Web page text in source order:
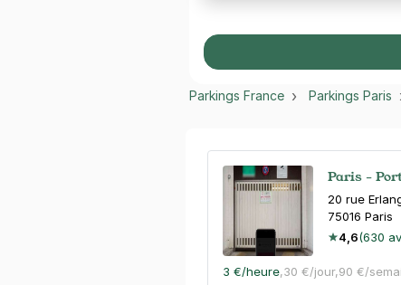
Parkings France Parkings Paris
Paris -
20 rue
75016 Paris
4,6(630
3 €/heure,30 €/jour,90 €/